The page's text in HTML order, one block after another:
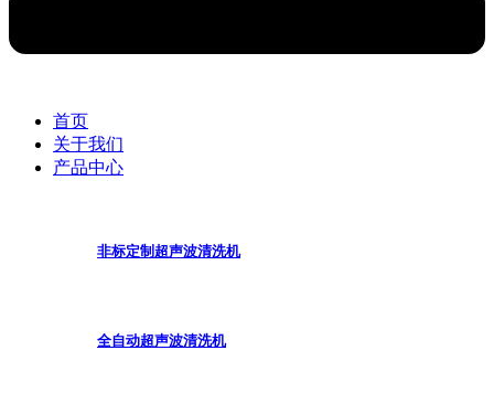
首页
关于我们
产品中心
非标定制超声波清洗机
全自动超声波清洗机